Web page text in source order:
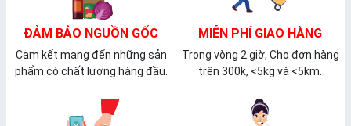
ĐẢM BẢO NGUỒN GỐC
Cam kết mang đến những sản
phẩm có chất lượng hàng đầu.
MIỄN PHÍ GIAO HÀNG
Trong vòng 2 giờ, Cho đơn hàng
trên 300k, <5kg và <5km.